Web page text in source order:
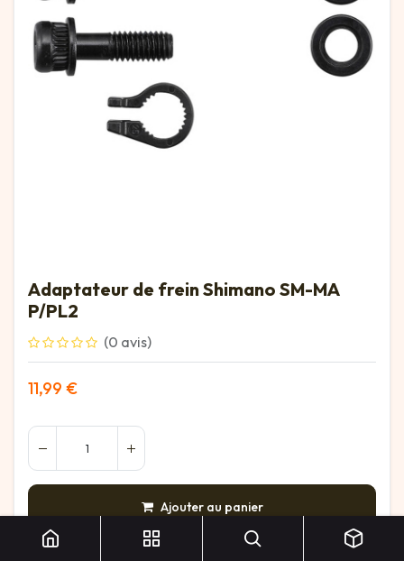
Adaptateur de frein Shimano SM-MA
P/PL2
(0 avis)
11,99 €
Ajouter au panier